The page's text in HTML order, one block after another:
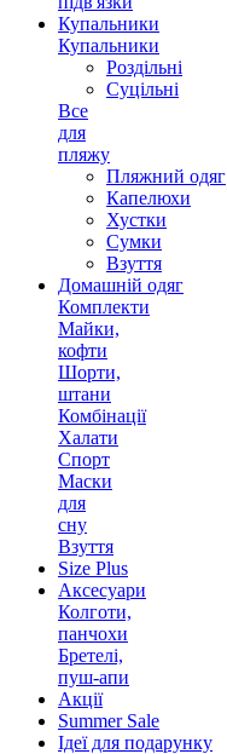
Купальники
Купальники
Роздільні
Суцільні
Все
для
пляжу
Пляжний одяг
Капелюхи
Хустки
Сумки
Взуття
Домашній одяг
Комплекти
Майки,
кофти
Шорти,
штани
Комбінації
Халати
Спорт
Маски
для
сну
Взуття
Size Plus
Аксесуари
Колготи,
панчохи
Бретелі,
пуш-апи
Акції
Summer Sale
Ідеї для подарунку